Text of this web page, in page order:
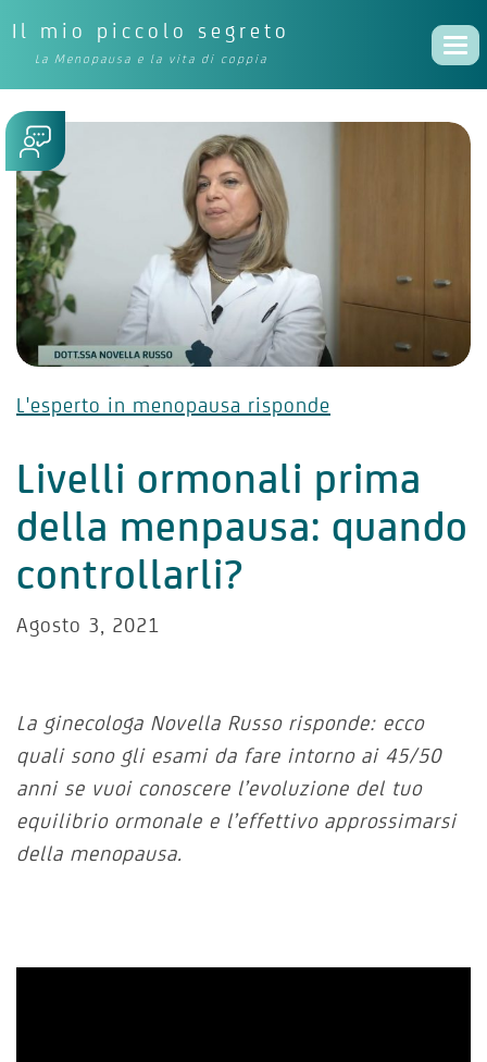
Il mio piccolo segreto
La Menopausa e la vita di coppia
L'esperto in menopausa risponde
Livelli ormonali prima
della menpausa: quando
controllarli?
Agosto 3, 2021
La ginecologa Novella Russo risponde: ecco
quali sono gli esami da fare intorno ai 45/50
anni se vuoi conoscere l’evoluzione del tuo
equilibrio ormonale e l’effettivo approssimarsi
della menopausa.